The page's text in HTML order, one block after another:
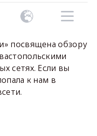
посвящена обзору
сетях. Если вы
к нам в